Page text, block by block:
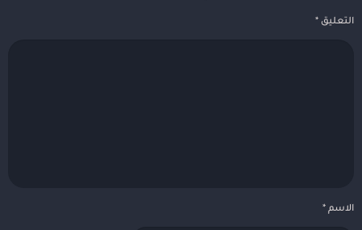
التعليق *
الاسم *